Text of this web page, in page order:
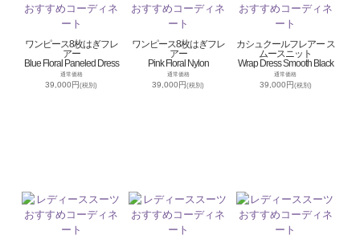
ワンピース8枚はぎフレ
アー
Blue Floral Paneled Dress
通常価格
39,000円(税別)
ワンピース8枚はぎフレ
アー
Pink Floral Nylon
通常価格
39,000円(税別)
カシュクールフレアー ス
ムースニット
Wrap Dress Smooth Black
通常価格
39,000円(税別)